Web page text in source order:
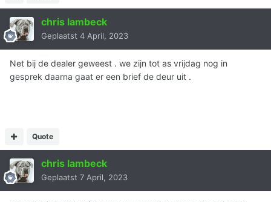
chris lambeck
Geplaatst 4 April, 2023
Net bij de dealer geweest . we zijn tot as vrijdag nog in
gesprek daarna gaat er een brief de deur uit .
Quote
chris lambeck
Geplaatst 7 April, 2023